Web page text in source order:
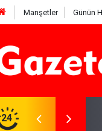
Manşetler Günün
24